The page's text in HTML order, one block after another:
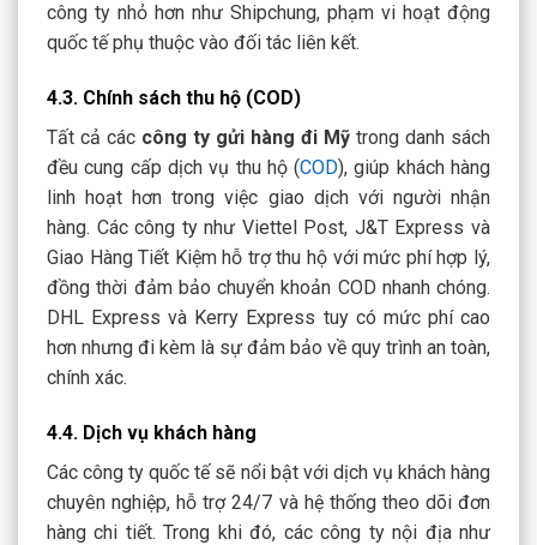
công ty nhỏ hơn như Shipchung, phạm vi hoạt động
quốc tế phụ thuộc vào đối tác liên kết.
4.3. Chính sách thu hộ (COD)
Tất cả các công ty gửi hàng đi Mỹ trong danh sách
đều cung cấp dịch vụ thu hộ (COD), giúp khách hàng
linh hoạt hơn trong việc giao dịch với người nhận
hàng. Các công ty như Viettel Post, J&T Express và
Giao Hàng Tiết Kiệm hỗ trợ thu hộ với mức phí hợp lý,
đồng thời đảm bảo chuyển khoản COD nhanh chóng.
DHL Express và Kerry Express tuy có mức phí cao
hơn nhưng đi kèm là sự đảm bảo về quy trình an toàn,
chính xác.
4.4. Dịch vụ khách hàng
Các công ty quốc tế sẽ nổi bật với dịch vụ khách hàng
chuyên nghiệp, hỗ trợ 24/7 và hệ thống theo dõi đơn
hàng chi tiết. Trong khi đó, các công ty nội địa như